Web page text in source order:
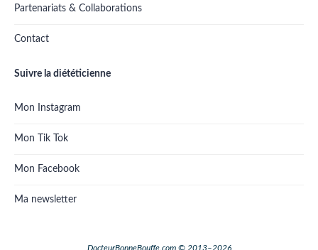
Partenariats & Collaborations
Contact
Suivre la diététicienne
Mon Instagram
Mon Tik Tok
Mon Facebook
Ma newsletter
DocteurBonneBouffe.com © 2013–2026